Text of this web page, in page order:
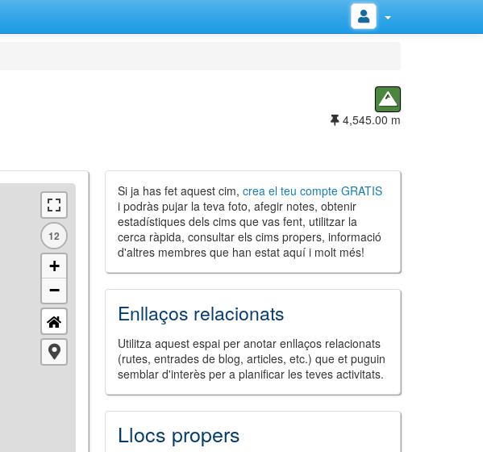
4,545.00 m
12
+
−
Si ja has fet aquest cim,crea el teu compte GRATIS
i podràs pujar la teva foto, afegir notes, obtenir
estadístiques dels cims que vas fent, utilitzar la
cerca ràpida, consultar els cims propers, informació
d'altres membres que han estat aquí i molt més!
Enllaços relacionats
Utilitza aquest espai per anotar enllaços relacionats
(rutes, entrades de blog, articles, etc.) que et puguin
semblar d'interès per a planificar les teves activitats.
Llocs propers